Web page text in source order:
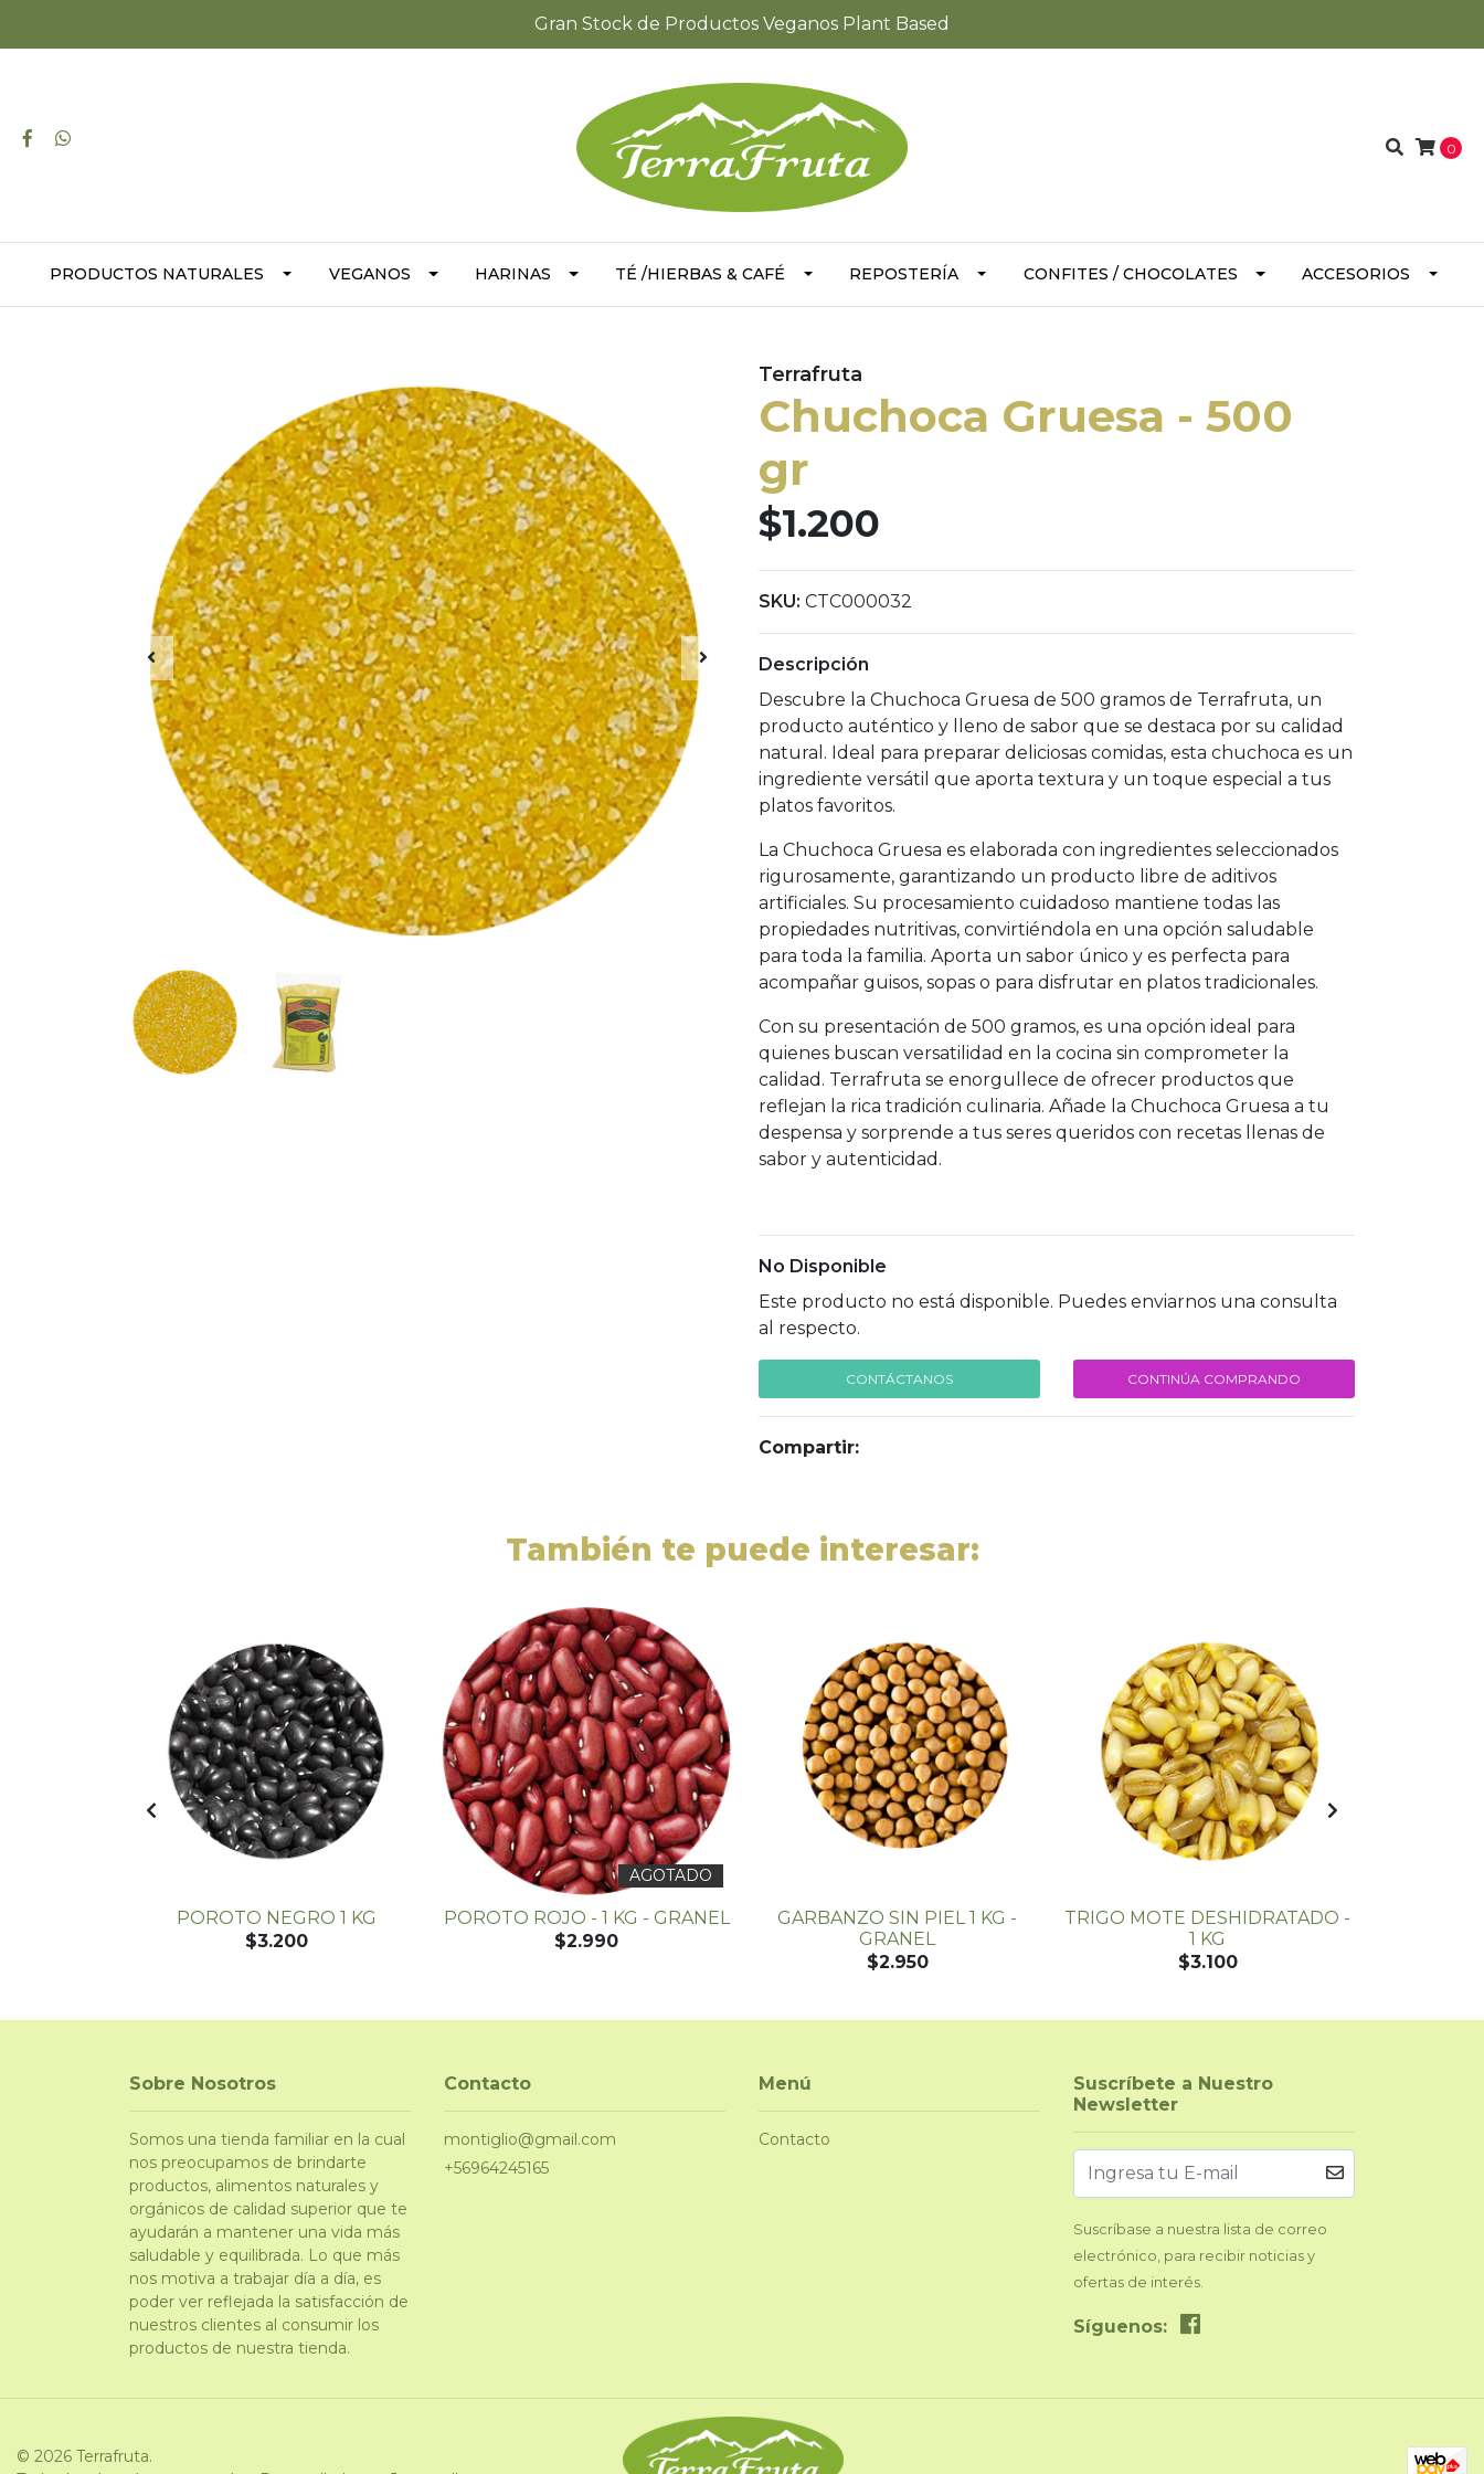
Gran Stock de Productos Veganos Plant Based
0
PRODUCTOS NATURALES VEGANOS HARINAS TÉ /HIERBAS & CAFÉ REPOSTERÍA CONFITES / CHOCOLATES ACCESORIOS
Terrafruta
Chuchoca Gruesa - 500
gr
$1.200
SKU: CTC000032
Descripción
Descubre la Chuchoca Gruesa de 500 gramos de Terrafruta, un
producto auténtico y lleno de sabor que se destaca por su calidad
natural. Ideal para preparar deliciosas comidas, esta chuchoca es un
ingrediente versátil que aporta textura y un toque especial a tus
platos favoritos.
La Chuchoca Gruesa es elaborada con ingredientes seleccionados
rigurosamente, garantizando un producto libre de aditivos
artificiales. Su procesamiento cuidadoso mantiene todas las
propiedades nutritivas, convirtiéndola en una opción saludable
para toda la familia. Aporta un sabor único y es perfecta para
acompañar guisos, sopas o para disfrutar en platos tradicionales.
Con su presentación de 500 gramos, es una opción ideal para
quienes buscan versatilidad en la cocina sin comprometer la
calidad. Terrafruta se enorgullece de ofrecer productos que
reflejan la rica tradición culinaria. Añade la Chuchoca Gruesa a tu
despensa y sorprende a tus seres queridos con recetas llenas de
sabor y autenticidad.
No Disponible
Este producto no está disponible. Puedes enviarnos una consulta
al respecto.
CONTÁCTANOS CONTINÚA COMPRANDO
Compartir:
También te puede interesar:
POROTO NEGRO 1 KG
$3.200
AGOTADO
POROTO ROJO - 1 KG - GRANEL
$2.990
GARBANZO SIN PIEL 1 KG -
GRANEL
$2.950
TRIGO MOTE DESHIDRATADO -
1 KG
$3.100
Sobre Nosotros
Somos una tienda familiar en la cual
nos preocupamos de brindarte
productos, alimentos naturales y
orgánicos de calidad superior que te
ayudarán a mantener una vida más
saludable y equilibrada. Lo que más
nos motiva a trabajar día a día, es
poder ver reflejada la satisfacción de
nuestros clientes al consumir los
productos de nuestra tienda.
Contacto
montiglio@gmail.com
+56964245165
Menú
Contacto
Suscríbete a Nuestro
Newsletter
Suscríbase a nuestra lista de correo
electrónico, para recibir noticias y
ofertas de interés.
Síguenos:
© 2026 Terrafruta.